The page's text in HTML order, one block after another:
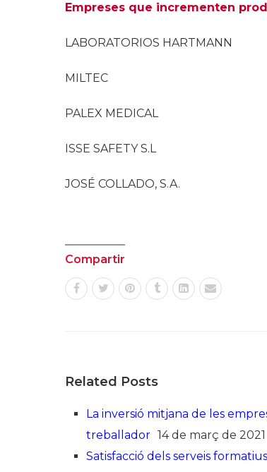
Empreses que incrementen
LABORATORIOS HARTMANN
MILTEC
PALEX MEDICAL
ISSE SAFETY S.L
JOSÉ COLLADO, S.A.
Compartir
Related Posts
La inversió mitjana de les
treballador 14 de març de 2021
Satisfacció dels serveis